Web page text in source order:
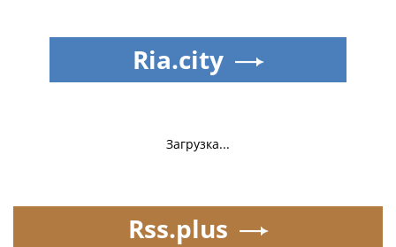
Загрузка...
Ria.city
Rss.plus